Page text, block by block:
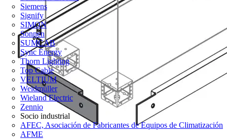
Siemens
Signify
SIMON
Sonnen
SUMCAB
Sync Energy
Thorn Lighting
Top Cable
VELTIUM
Weidmüller
Wieland Electric
Zennio
Socio industrial
AFEC, Asociación de Fabricantes de Equipos de Climatización
AFME